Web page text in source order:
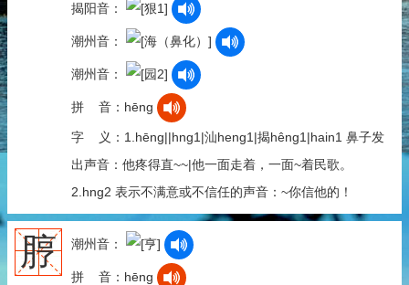
揭阳音：
潮州音：
潮州音：
拼 音：hēng
字 义：1.hēng||hng1|汕heng1|揭hêng1|hain1 鼻子发
出声音：他疼得直~~|他一面走着，一面~着民歌。
2.hng2 表示不满意或不信任的声音：~你信他的！
脝 潮州音：
拼 音：hēng